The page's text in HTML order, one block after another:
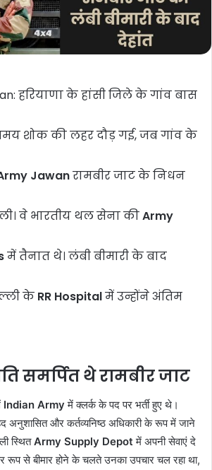
हरियाणा के हांसी जिले के गांव बास
शोक की लहर दौड़ गई, जब गांव के
Jawanरामबीर जाट के निधन
वे भारतीय थल सेना कीArmy
में तैनात थे। लंबी बीमारी के बाद
के RR Hospitalमें उन्होंने अंतिम
समर्पित थे रामबीर जाट
Indian Army में क्लर्क के पद पर भर्ती हुए थे।
अनुशासित और कर्तव्यनिष्ठ अधिकारी के रूप में जाने
स्थितArmy Supply Depot में अपनी सेवाएं दे
से बीमार होने के चलते उनका उपचार चल रहा था,